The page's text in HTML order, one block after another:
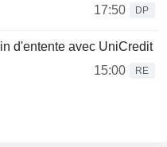
17:50
DP
d'entente avec UniCredit
15:00
RE